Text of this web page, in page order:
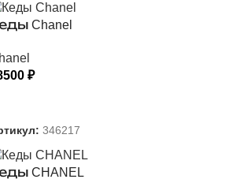
Chanel
₽
346217
CHANEL